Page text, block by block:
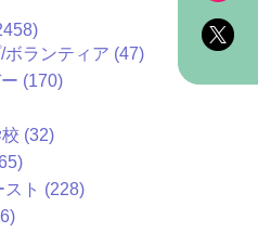
ランティア (47)
(170)
(32)
スト (228)